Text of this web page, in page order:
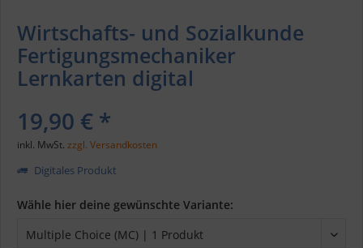
Wirtschafts- und Sozialkunde
Fertigungsmechaniker
Lernkarten digital
19,90 € *
inkl. MwSt. zzgl. Versandkosten
Digitales Produkt
Wähle hier deine gewünschte Variante: